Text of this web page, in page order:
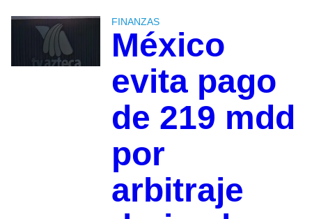
FINANZAS
México
evita pago
de 219 mdd
por
arbitraje